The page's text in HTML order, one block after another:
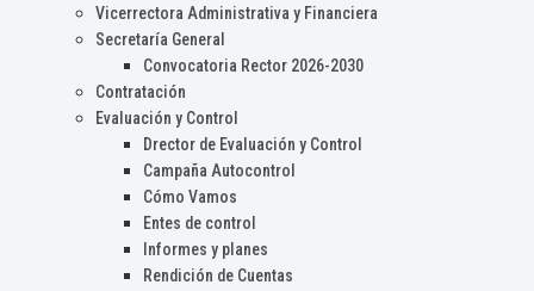
Vicerrectora Administrativa y Financiera
Secretaría General
Convocatoria Rector 2026-2030
Contratación
Evaluación y Control
Drector de Evaluación y Control
Campaña Autocontrol
Cómo Vamos
Entes de control
Informes y planes
Rendición de Cuentas